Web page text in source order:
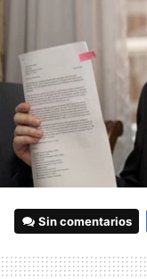
Sin comentarios